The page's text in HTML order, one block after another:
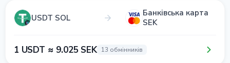
USDT SOL
Банківська карта
SEK
1 USDT ≈ 9.025 SEK 13 обмінників